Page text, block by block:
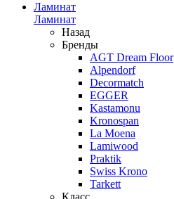
Ламинат
Ламинат
Назад
Бренды
AGT Dream Floor
Alpendorf
Decormatch
EGGER
Kastamonu
Kronospan
La Moena
Lamiwood
Praktik
Swiss Krono
Tarkett
Класс